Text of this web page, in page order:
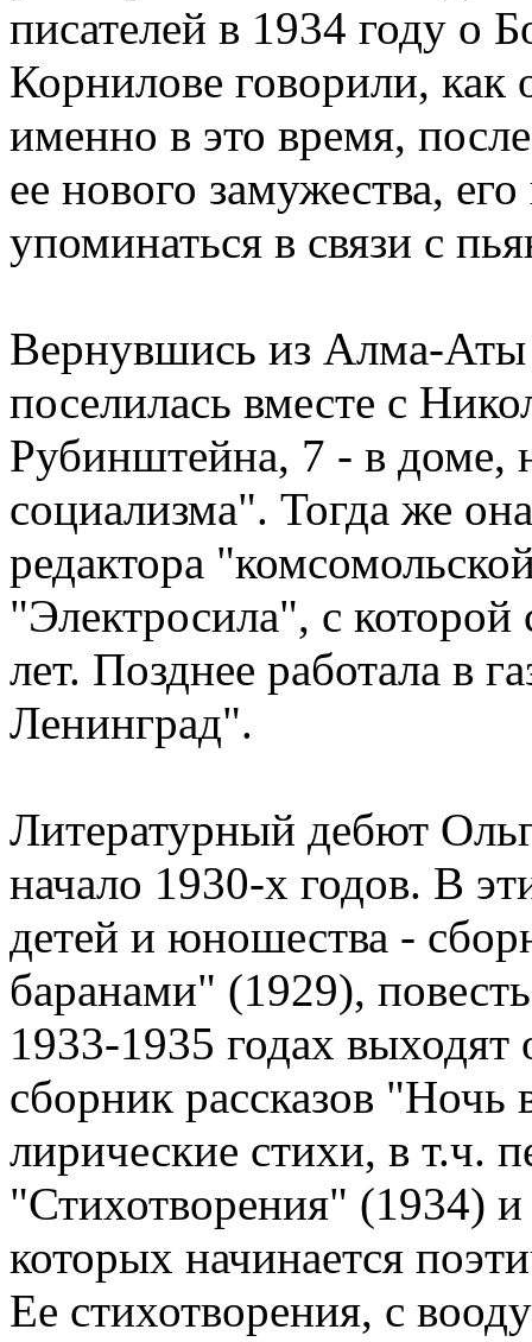
писателей в 1934 году о
Корнилове говорили, как
именно в это время,
ее нового замужества,
упоминаться в связи с
Вернувшись из Алма-Аты
поселилась вместе с
Рубинштейна, 7 - в доме,
социализма". Тогда же
редактора
"Электросила", с которой
лет. Позднее работала в
Ленинград".
Литературный дебют
начало 1930-х годов. В
детей и юношества -
баранами" (1929),
1933-1935 годах
сборник рассказов
лирические стихи, в т.ч.
"Стихотворения" (1934)
которых начинается
Ее стихотворения, с